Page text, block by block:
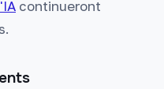
continueront